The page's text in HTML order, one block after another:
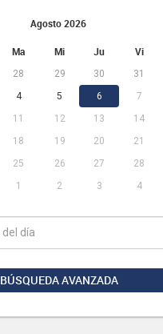
Agosto 2026
Ma Mi Ju Vi
28 29 30 31
4 5 6 7
11 12 13 14
18 19 20 21
25 26 27 28
1 2 3 4
BÚSQUEDA AVANZADA